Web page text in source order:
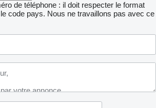
de téléphone : il doit respecter le format
code pays. Nous ne travaillons pas avec ce